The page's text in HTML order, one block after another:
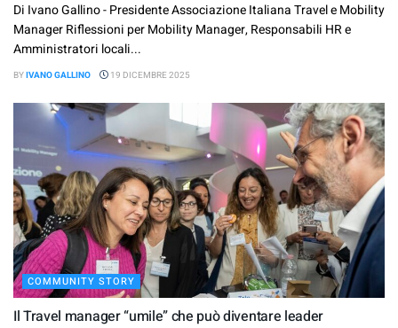
Di Ivano Gallino - Presidente Associazione Italiana Travel e Mobility
Manager Riflessioni per Mobility Manager, Responsabili HR e
Amministratori locali...
BYIVANO GALLINO 19 DICEMBRE 2025
COMMUNITY STORY
Il Travel manager “umile” che può diventare leader